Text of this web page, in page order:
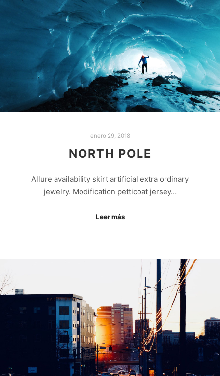
enero 29, 2018
NORTH POLE
Allure availability skirt artificial extra ordinary
jewelry. Modification petticoat jersey…
Leer más